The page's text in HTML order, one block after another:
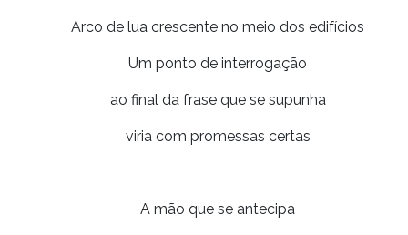
Arco de lua crescente no meio dos edifícios
Um ponto de interrogação
ao final da frase que se supunha
viria com promessas certas
A mão que se antecipa